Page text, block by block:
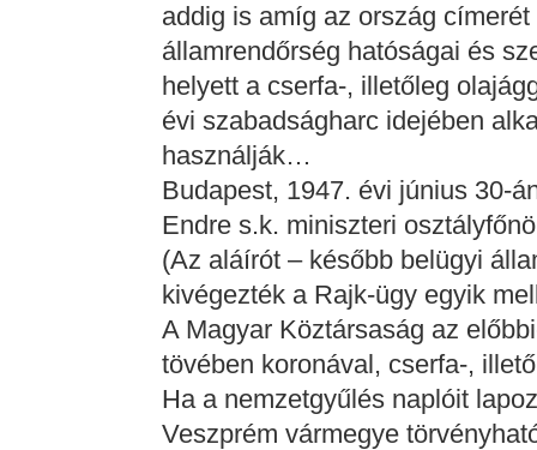
addig is amíg az ország
államrendőrség hatóságai és
helyett a cserfa-, illetőleg
évi szabadságharc idejében
használják…
Budapest, 1947. évi június 30-
Endre s.k. miniszteri
(Az aláírót – később belügyi
kivégezték a Rajk-ügy egyik
A Magyar Köztársaság az
tövében koronával, cserfa-,
Ha a nemzetgyűlés naplóit
Veszprém vármegye